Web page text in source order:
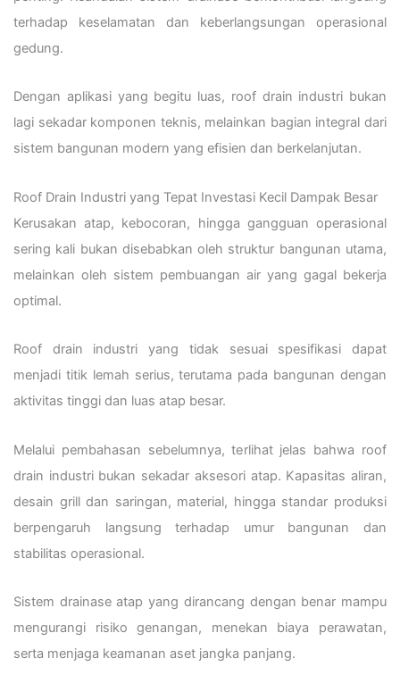
terhadap keselamatan dan keberlangsungan operasional
gedung.
Dengan aplikasi yang begitu luas, roof drain industri bukan
lagi sekadar komponen teknis, melainkan bagian integral dari
sistem bangunan modern yang efisien dan berkelanjutan.
Roof Drain Industri yang Tepat Investasi Kecil Dampak Besar
Kerusakan atap, kebocoran, hingga gangguan operasional
sering kali bukan disebabkan oleh struktur bangunan utama,
melainkan oleh sistem pembuangan air yang gagal bekerja
optimal.
Roof drain industri yang tidak sesuai spesifikasi dapat
menjadi titik lemah serius, terutama pada bangunan dengan
aktivitas tinggi dan luas atap besar.
Melalui pembahasan sebelumnya, terlihat jelas bahwa roof
drain industri bukan sekadar aksesori atap. Kapasitas aliran,
desain grill dan saringan, material, hingga standar produksi
berpengaruh langsung terhadap umur bangunan dan
stabilitas operasional.
Sistem drainase atap yang dirancang dengan benar mampu
mengurangi risiko genangan, menekan biaya perawatan,
serta menjaga keamanan aset jangka panjang.